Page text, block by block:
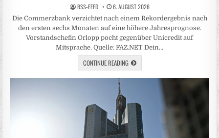
RSS-FEED 6. AUGUST 2026
Die Commerzbank verzichtet nach einem Rekordergebnis nach
den ersten sechs Monaten auf eine höhere Jahresprognose.
Vorstandschefin Orlopp pocht gegenüber Unicredit auf
Mitsprache. Quelle: FAZ.NET Dein…
CONTINUE READING